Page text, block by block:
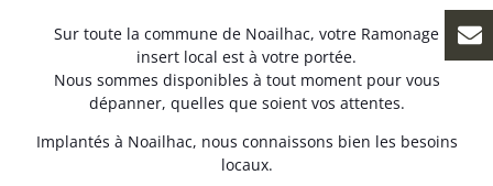
Sur toute la commune de Noailhac, votre Ramonage
insert local est à votre portée.
Nous sommes disponibles à tout moment pour vous
dépanner, quelles que soient vos attentes.
Implantés à Noailhac, nous connaissons bien les besoins
locaux.